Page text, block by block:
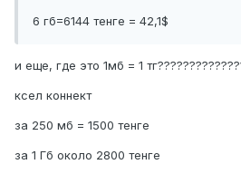
6 гб=6144 тенге = 42,1$
и еще, где это 1мб = 1
ксел коннект
за 250 мб = 1500 тенге
за 1 Гб около 2800 тенге